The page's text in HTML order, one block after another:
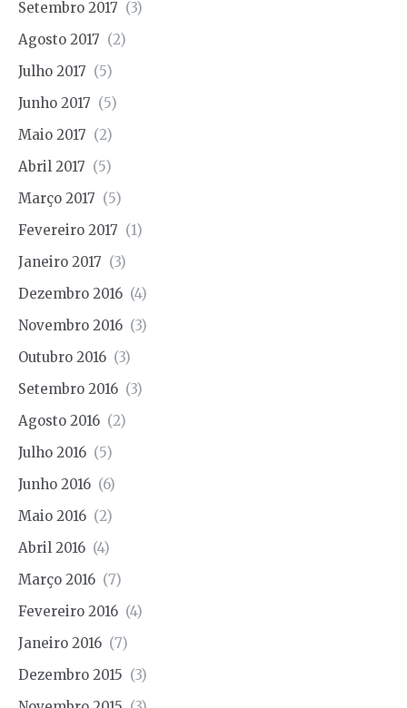
Setembro 2017 (3)
Agosto 2017 (2)
Julho 2017 (5)
Junho 2017 (5)
Maio 2017 (2)
Abril 2017 (5)
Março 2017 (5)
Fevereiro 2017 (1)
Janeiro 2017 (3)
Dezembro 2016 (4)
Novembro 2016 (3)
Outubro 2016 (3)
Setembro 2016 (3)
Agosto 2016 (2)
Julho 2016 (5)
Junho 2016 (6)
Maio 2016 (2)
Abril 2016 (4)
Março 2016 (7)
Fevereiro 2016 (4)
Janeiro 2016 (7)
Dezembro 2015 (3)